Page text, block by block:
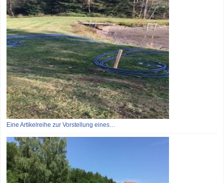
Eine Artikelreihe zur Vorstellung eines…